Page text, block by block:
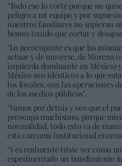
"Todo eso lo corté porque no
peligro a mi equipo y por
nuestros familiares no supieran
hemos tenido que cortar y
"Lo preocupante es que las
actuar y de moverse, de Morena
izquierda dominante en México)
México son idénticos a lo que
los fiscales, con las operaciones
de los medios públicos".
"Vamos por detrás y veo que el
preocupa muchísimo, porque
normalidad, todo esto va de
esta carcoma institucional
"Y es realmente triste ver cómo
experimentado un hundimiento